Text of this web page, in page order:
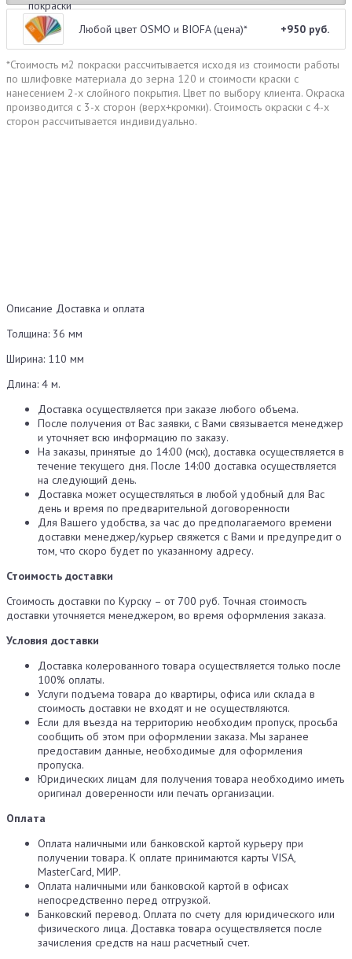
Любой цвет OSMO и BIOFA (цена)* +950 руб.
*Стоимость м2 покраски рассчитывается исходя из стоимости работы
по шлифовке материала до зерна 120 и стоимости краски с
нанесением 2-х слойного покрытия. Цвет по выбору клиента. Окраска
производится с 3-х сторон (верх+кромки). Стоимость окраски с 4-х
сторон рассчитывается индивидуально.
Описание Доставка и оплата
Толщина: 36 мм
Ширина: 110 мм
Длина: 4 м.
Доставка осуществляется при заказе любого объема.
После получения от Вас заявки, с Вами связывается менеджер
и уточняет всю информацию по заказу.
На заказы, принятые до 14:00 (мск), доставка осуществляется в
течение текущего дня. После 14:00 доставка осуществляется
на следующий день.
Доставка может осуществляться в любой удобный для Вас
день и время по предварительной договоренности
Для Вашего удобства, за час до предполагаемого времени
доставки менеджер/курьер свяжется с Вами и предупредит о
том, что скоро будет по указанному адресу.
Стоимость доставки
Стоимость доставки по Курску – от 700 руб. Точная стоимость
доставки уточняется менеджером, во время оформления заказа.
Условия доставки
Доставка колерованного товара осуществляется только после
100% оплаты.
Услуги подъема товара до квартиры, офиса или склада в
стоимость доставки не входят и не осуществляются.
Если для въезда на территорию необходим пропуск, просьба
сообщить об этом при оформлении заказа. Мы заранее
предоставим данные, необходимые для оформления
пропуска.
Юридических лицам для получения товара необходимо иметь
оригинал доверенности или печать организации.
Оплата
Оплата наличными или банковской картой курьеру при
получении товара. К оплате принимаются карты VISA,
MasterCard, МИР.
Оплата наличными или банковской картой в офисах
непосредственно перед отгрузкой.
Банковский перевод. Оплата по счету для юридического или
физического лица. Доставка товара осуществляется после
зачисления средств на наш расчетный счет.